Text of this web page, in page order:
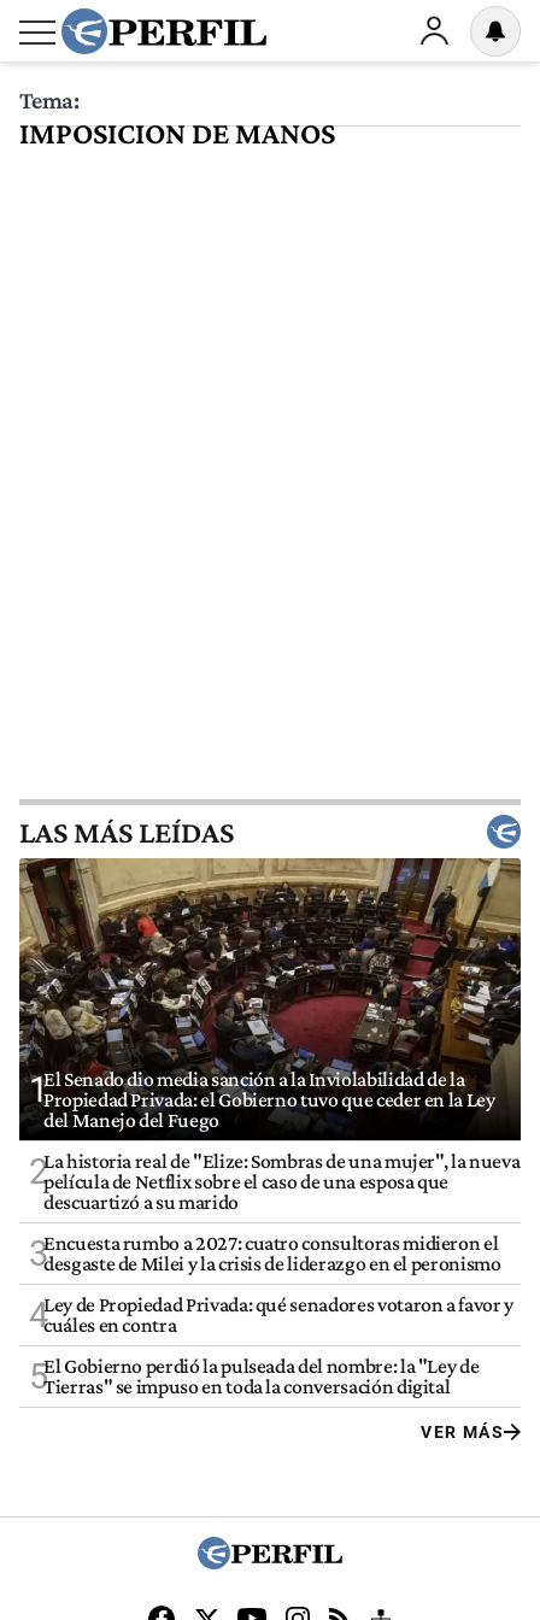
Tema:
IMPOSICION DE MANOS
LAS MÁS LEÍDAS
1El Senado dio media sanción a la Inviolabilidad de la
Propiedad Privada: el Gobierno tuvo que ceder en la Ley
del Manejo del Fuego
2La historia real de "Elize: Sombras de una mujer", la nueva
película de Netflix sobre el caso de una esposa que
descuartizó a su marido
3Encuesta rumbo a 2027: cuatro consultoras midieron el
desgaste de Milei y la crisis de liderazgo en el peronismo
4Ley de Propiedad Privada: qué senadores votaron a favor y
cuáles en contra
5El Gobierno perdió la pulseada del nombre: la "Ley de
Tierras" se impuso en toda la conversación digital
VER MÁS